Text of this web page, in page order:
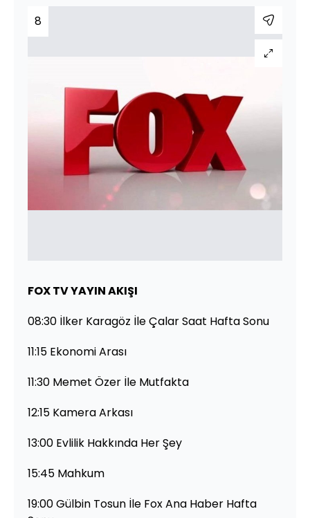
8
FOX TV YAYIN AKIŞI
08:30 İlker Karagöz İle Çalar Saat Hafta Sonu
11:15 Ekonomi Arası
11:30 Memet Özer İle Mutfakta
12:15 Kamera Arkası
13:00 Evlilik Hakkında Her Şey
15:45 Mahkum
19:00 Gülbin Tosun İle Fox Ana Haber Hafta